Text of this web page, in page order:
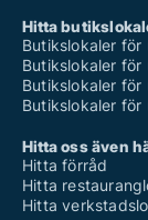
Hitta
Butikslokaler för
Butikslokaler
Butikslokaler för
Butikslokaler för
Hitta oss även
Hitta förråd
Hitta
Hitta